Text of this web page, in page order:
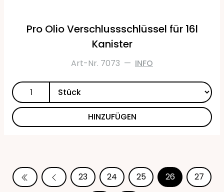
Pro Olio Verschlussschlüssel für 16l
Kanister
Art-Nr. 7073 — INFO
HINZUFÜGEN
23 24 25 26 27